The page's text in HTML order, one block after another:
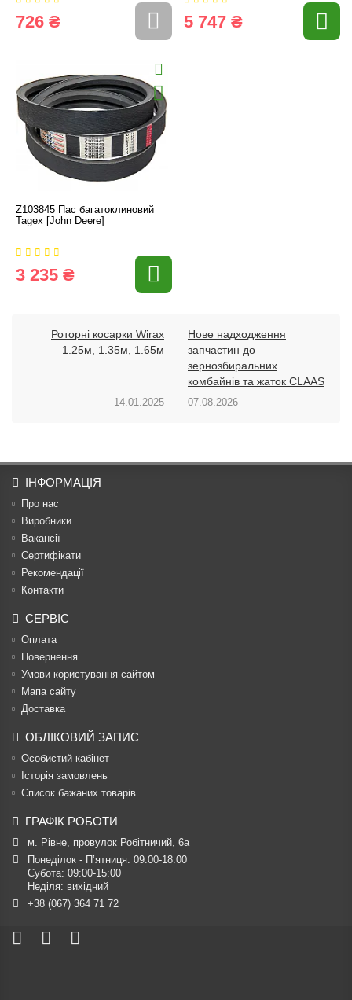
726 ₴ 5 747 ₴
Z103845 Пас багатоклиновий
Tagex [John Deere]
3 235 ₴
Роторні косарки Wirax
1.25м, 1.35м, 1.65м
14.01.2025
Нове надходження
запчастин до
зернозбиральних
комбайнів та жаток CLAAS
07.08.2026
ІНФОРМАЦІЯ
Про нас
Виробники
Вакансії
Сертифікати
Рекомендації
Контакти
СЕРВІС
Оплата
Повернення
Умови користування сайтом
Мапа сайту
Доставка
ОБЛІКОВИЙ ЗАПИС
Особистий кабінет
Історія замовлень
Список бажаних товарів
ГРАФІК РОБОТИ
м. Рівне, провулок Робітничий, 6а
Понеділок - П’ятниця: 09:00-18:00
Субота: 09:00-15:00
Неділя: вихідний
+38 (067) 364 71 72